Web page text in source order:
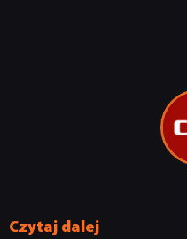
Czytaj dalej